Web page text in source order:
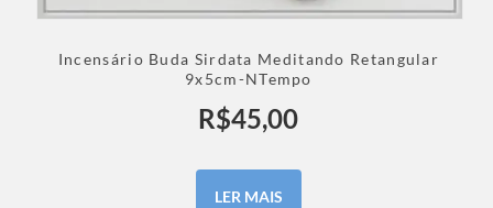
Incensário Buda Sirdata Meditando Retangular
9x5cm-NTempo
R$45,00
LER MAIS